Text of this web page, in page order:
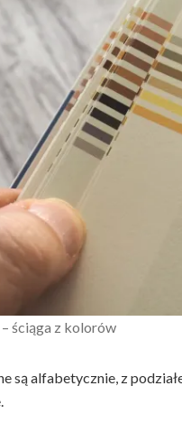
ściąga z kolorów
są alfabetycznie, z